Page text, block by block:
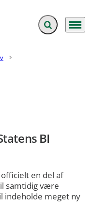
Fold søgefelt ud
Menu
BI
officielt en del af
samtidig være
indeholde meget ny